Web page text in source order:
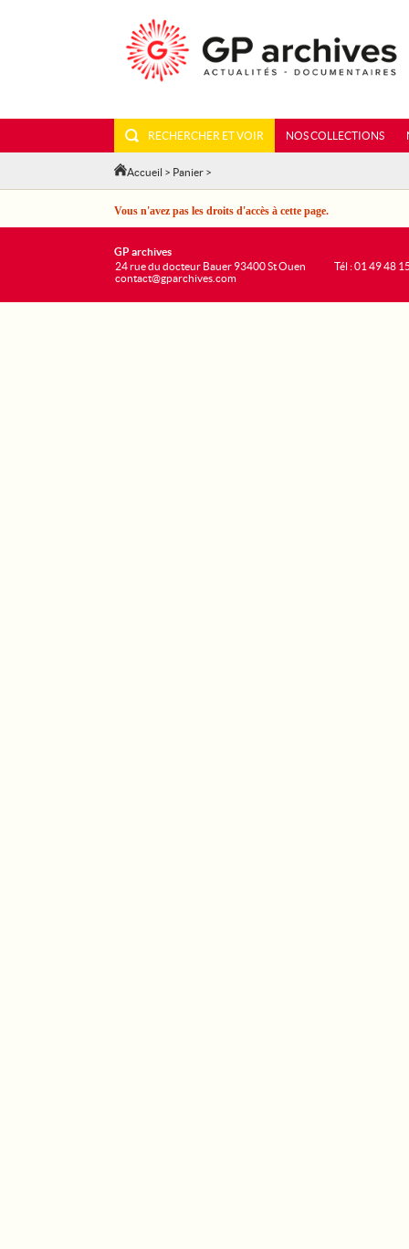
RECHERCHER ET VOIR NOS COLLECTIONS
Accueil > Panier >
Vous n'avez pas les droits d'accès à cette page.
GP archives
24 rue du docteur Bauer 93400 St Ouen
contact@gparchives.com
Tél : 01 49 48